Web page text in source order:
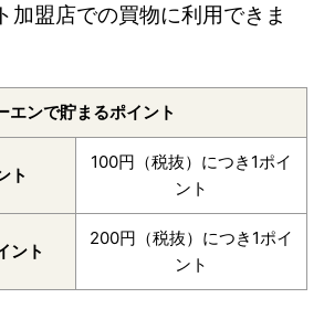
加盟店での買物に利用できま
エンで貯まるポイント
ト
100円（税抜）につき1ポイ
ント
ント
200円（税抜）につき1ポイ
ント